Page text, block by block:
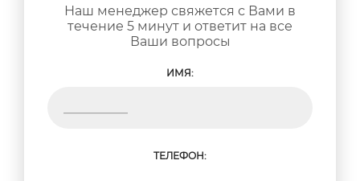
Наш менеджер свяжется с Вами в
течение 5 минут и ответит на все
Ваши вопросы
ИМЯ:
ТЕЛЕФОН: